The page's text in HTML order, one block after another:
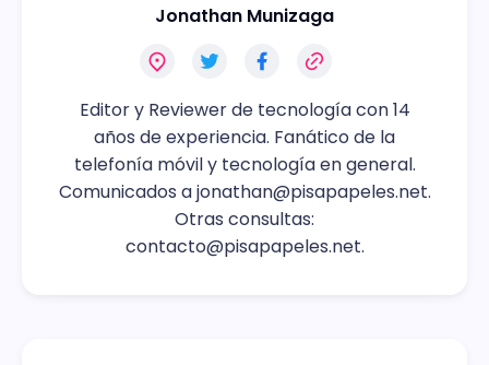
Jonathan Munizaga
Editor y Reviewer de tecnología con 14
años de experiencia. Fanático de la
telefonía móvil y tecnología en general.
Comunicados ajonathan@pisapapeles.net.
Otras consultas:
contacto@pisapapeles.net.